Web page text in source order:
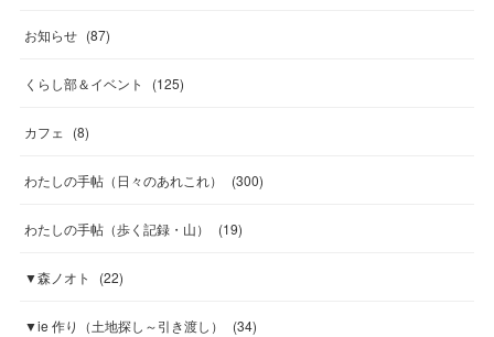
お知らせ (87)
くらし部＆イベント (125)
カフェ (8)
わたしの手帖（日々のあれこれ） (300)
わたしの手帖（歩く記録・山） (19)
▼森ノオト (22)
▼ie 作り（土地探し～引き渡し） (34)